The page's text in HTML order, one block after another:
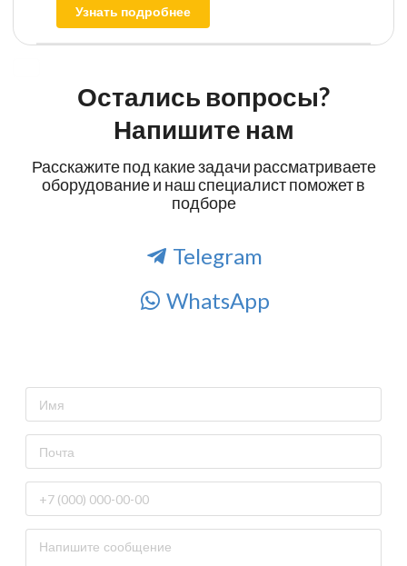
Узнать подробнее
Остались вопросы?
Напишите нам
Расскажите под какие задачи рассматриваете
оборудование и наш специалист поможет в
подборе
Telegram
WhatsApp